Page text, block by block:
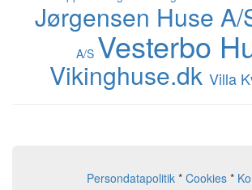
Jørgensen Huse A/
A/S Vesterbo
Vikinghuse.dk Villa
Persondatapolitik * Cookies *